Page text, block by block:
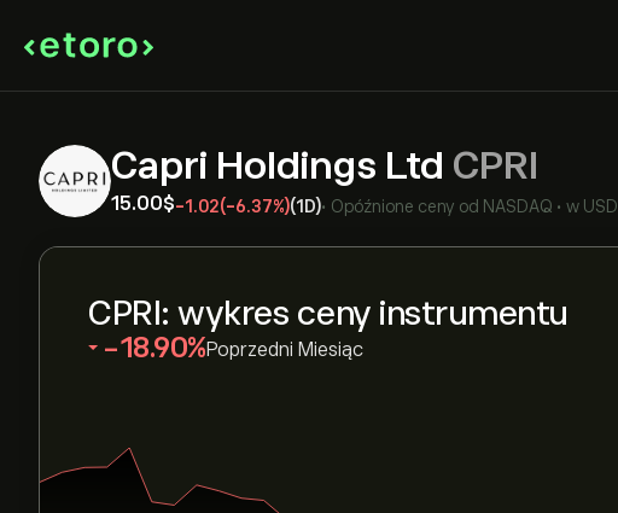
Capri Holdings Ltd CPRI
15.00‎$‎-1.02(-6.37%)(1D)• Opóźnione ceny od NASDAQ • w USD
CPRI: wykres ceny instrumentu
‎-18.90‎ Poprzedni Miesiąc